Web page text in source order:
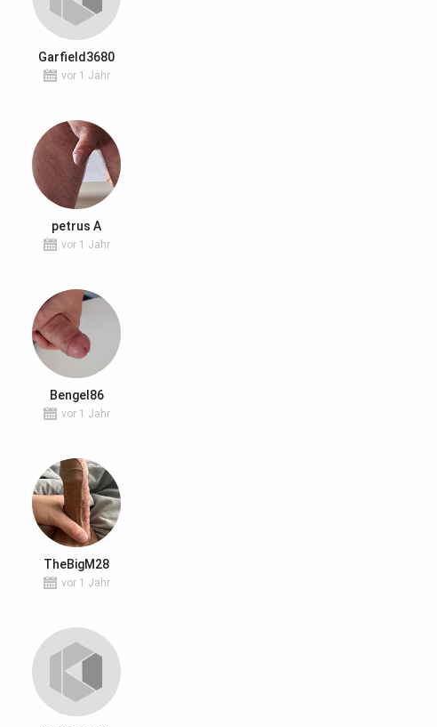
Garfield3680
vor 1 Jahr
petrus A
vor 1 Jahr
Bengel86
vor 1 Jahr
TheBigM28
vor 1 Jahr